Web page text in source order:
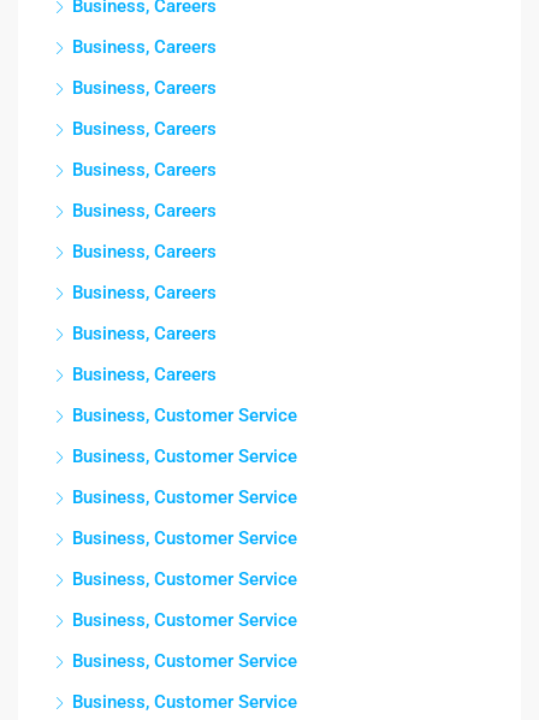
Business, Careers
Business, Careers
Business, Careers
Business, Careers
Business, Careers
Business, Careers
Business, Careers
Business, Careers
Business, Careers
Business, Careers
Business, Customer Service
Business, Customer Service
Business, Customer Service
Business, Customer Service
Business, Customer Service
Business, Customer Service
Business, Customer Service
Business, Customer Service